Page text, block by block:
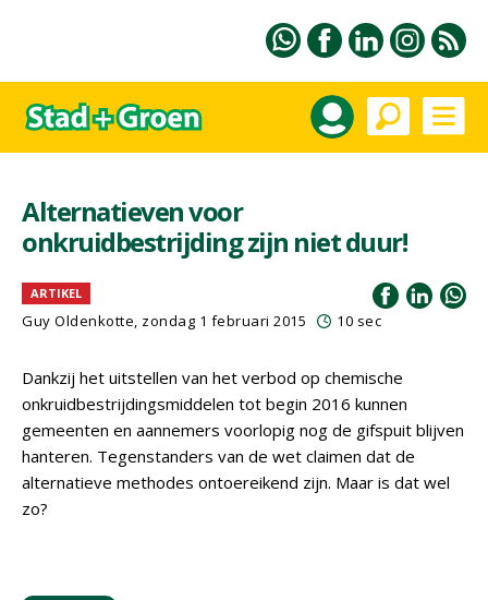
Alternatieven voor
onkruidbestrijding zijn niet duur!
ARTIKEL
Guy Oldenkotte, zondag 1 februari 2015 10 sec
Dankzij het uitstellen van het verbod op chemische
onkruidbestrijdingsmiddelen tot begin 2016 kunnen
gemeenten en aannemers voorlopig nog de gifspuit blijven
hanteren. Tegenstanders van de wet claimen dat de
alternatieve methodes ontoereikend zijn. Maar is dat wel
zo?